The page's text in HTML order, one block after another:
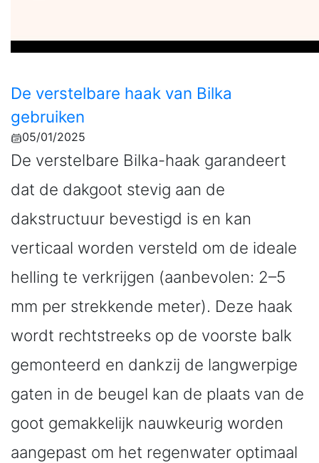
De verstelbare haak van Bilka
gebruiken
05/01/2025
De verstelbare Bilka-haak garandeert
dat de dakgoot stevig aan de
dakstructuur bevestigd is en kan
verticaal worden versteld om de ideale
helling te verkrijgen (aanbevolen: 2–5
mm per strekkende meter). Deze haak
wordt rechtstreeks op de voorste balk
gemonteerd en dankzij de langwerpige
gaten in de beugel kan de plaats van de
goot gemakkelijk nauwkeurig worden
aangepast om het regenwater optimaal